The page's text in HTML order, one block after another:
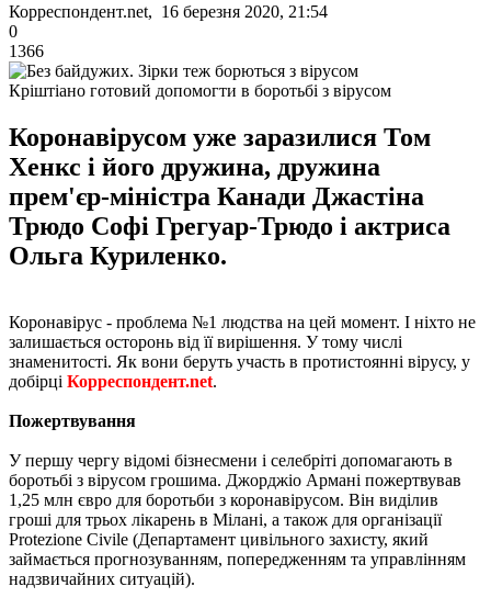
Корреспондент.net, 16 березня 2020, 21:54
0
1366
Кріштіано готовий допомогти в боротьбі з вірусом
Коронавірусом уже заразилися Том
Хенкс і його дружина, дружина
прем'єр-міністра Канади Джастіна
Трюдо Софі Грегуар-Трюдо і актриса
Ольга Куриленко.
Коронавірус - проблема №1 людства на цей момент. І ніхто не
залишається осторонь від її вирішення. У тому числі
знаменитості. Як вони беруть участь в протистоянні вірусу, у
добірці Корреспондент.net.
Пожертвування
У першу чергу відомі бізнесмени і селебріті допомагають в
боротьбі з вірусом грошима. Джорджіо Армані пожертвував
1,25 млн євро для боротьби з коронавірусом. Він виділив
гроші для трьох лікарень в Мілані, а також для організації
Protezione Civile (Департамент цивільного захисту, який
займається прогнозуванням, попередженням та управлінням
надзвичайних ситуацій).